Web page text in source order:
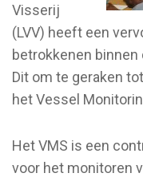
Visserij
(LVV) heeft een
betrokkenen
Dit om te geraken
het Vessel
Het VMS is een
voor het monitoren